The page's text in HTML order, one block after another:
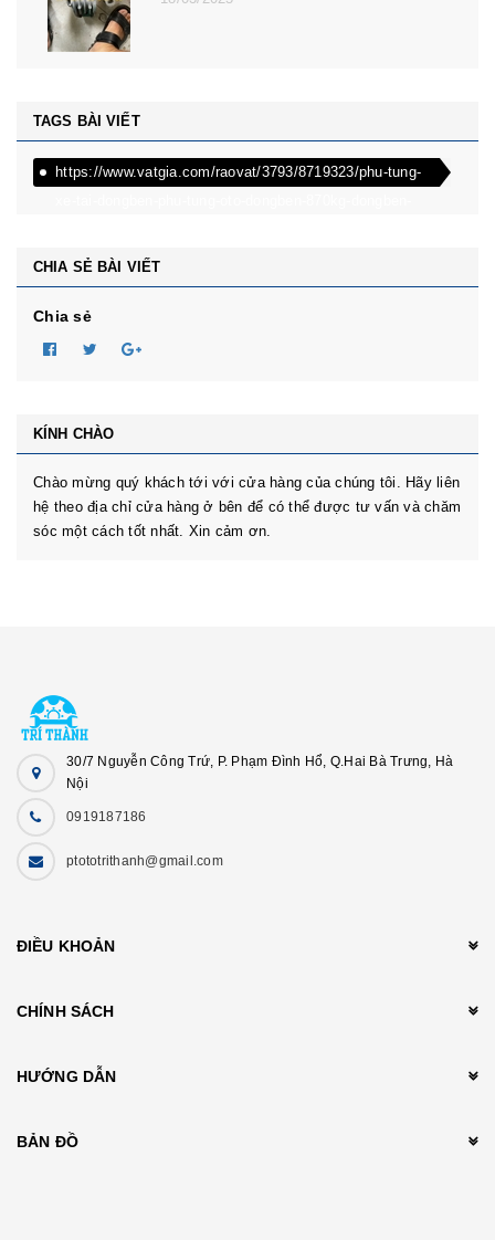
TAGS BÀI VIẾT
https://www.vatgia.com/raovat/3793/8719323/phu-tung-
CHIA SẺ BÀI VIẾT
Chia sẻ
KÍNH CHÀO
Chào mừng quý khách tới với cửa hàng của chúng tôi. Hãy liên
hệ theo địa chỉ cửa hàng ở bên để có thể được tư vấn và chăm
sóc một cách tốt nhất. Xin cảm ơn.
30/7 Nguyễn Công Trứ, P. Phạm Đình Hổ, Q.Hai Bà Trưng, Hà
Nội
0919187186
ptototrithanh@gmail.com
ĐIỀU KHOẢN
CHÍNH SÁCH
HƯỚNG DẪN
BẢN ĐỒ